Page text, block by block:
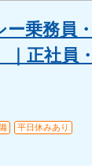
ー乗務員
正社員
平日休みあり